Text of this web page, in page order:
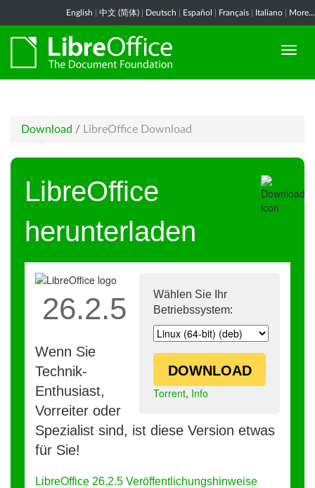
English 中文 (简体) Deutsch Español Français Italiano More...
Download / LibreOffice Download
LibreOffice
herunterladen
Wählen Sie Ihr
Betriebssystem:
DOWNLOAD
Torrent, Info
26.2.5
Wenn Sie
Technik-
Enthusiast,
Vorreiter oder
Spezialist sind, ist diese Version etwas
für Sie!
LibreOffice 26.2.5 Veröffentlichungshinweise